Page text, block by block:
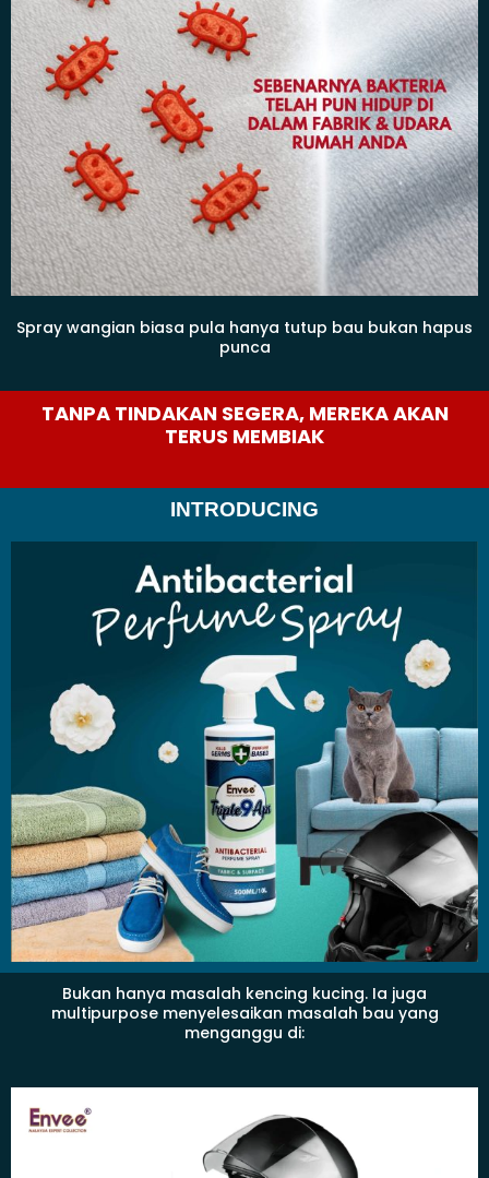
Spray wangian biasa pula hanya tutup bau bukan hapus
punca
TANPA TINDAKAN SEGERA, MEREKA AKAN
TERUS MEMBIAK
INTRODUCING
Bukan hanya masalah kencing kucing. Ia juga
multipurpose menyelesaikan masalah bau yang
menganggu di: